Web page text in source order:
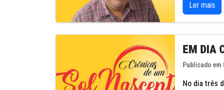
Ler mais
EM DIA
Publicado em
No dia três